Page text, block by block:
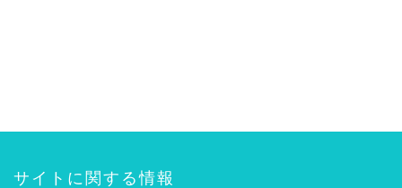
サイトに関する情報